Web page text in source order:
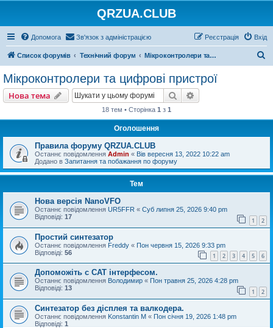
QRZUA.CLUB
Допомога Зв'язок з адміністрацією Вхід
Реєстрація
Список форумів Технічний форум Мікроконтролери та цифрові пристрої
Мікроконтролери та цифрові пристрої
Нова тема Пошук
18 тем • Сторінка 1 з 1
Оголошення
Правила форуму QRZUA.CLUB
Останнє повідомлення Admin « Вів вересня 13, 2022 10:22 am
Додано в Запитання та побажання по форуму
Тем
Нова версія NanoVFO
Останнє повідомлення UR5FFR « Суб липня 25, 2026 9:40 pm
Відповіді: 17 1 2
Простий синтезатор
Останнє повідомлення Freddy « Пон червня 15, 2026 9:33 pm
Відповіді: 56 1 2 3 4 5 6
Допоможіть с САТ інтерфесом.
Останнє повідомлення Володимир « Пон травня 25, 2026 4:28 pm
Відповіді: 13 1 2
Синтезатор без дісплея та валкодера.
Останнє повідомлення Konstantin M « Пон січня 19, 2026 1:48 pm
Відповіді: 1